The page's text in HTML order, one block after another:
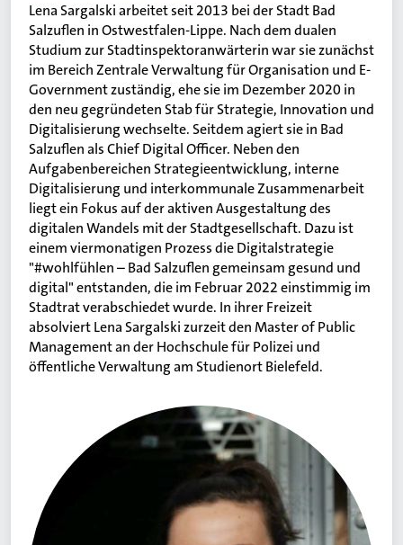
Lena Sargalski arbeitet seit 2013 bei der Stadt Bad
Salzuflen in Ostwestfalen-Lippe. Nach dem dualen
Studium zur Stadtinspektoranwärterin war sie zunächst
im Bereich Zentrale Verwaltung für Organisation und E-
Government zuständig, ehe sie im Dezember 2020 in
den neu gegründeten Stab für Strategie, Innovation und
Digitalisierung wechselte. Seitdem agiert sie in Bad
Salzuflen als Chief Digital Officer. Neben den
Aufgabenbereichen Strategieentwicklung, interne
Digitalisierung und interkommunale Zusammenarbeit
liegt ein Fokus auf der aktiven Ausgestaltung des
digitalen Wandels mit der Stadtgesellschaft. Dazu ist
einem viermonatigen Prozess die Digitalstrategie
"#wohlfühlen – Bad Salzuflen gemeinsam gesund und
digital" entstanden, die im Februar 2022 einstimmig im
Stadtrat verabschiedet wurde. In ihrer Freizeit
absolviert Lena Sargalski zurzeit den Master of Public
Management an der Hochschule für Polizei und
öffentliche Verwaltung am Studienort Bielefeld.